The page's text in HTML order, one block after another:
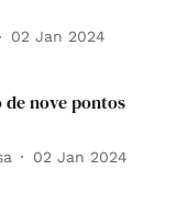
02 Jan 2024
de nove pontos
02 Jan 2024